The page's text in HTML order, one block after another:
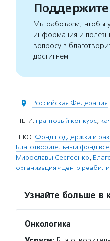
Мы работаем, чтобы у
информация и
вопросу в
достигнем
Российская Федерация
ТЕГИ: грантовый конкурс,
НКО: Фонд поддержки и
Благотворительный фонд
Мирославы Сергеенко,
организация «Центр
Узнайте больше в
Онкологика